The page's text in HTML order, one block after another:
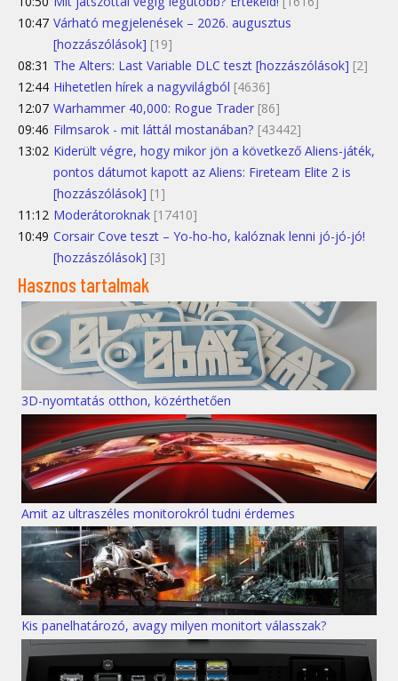
10:47 Várható megjelenések – 2026. augusztus
[hozzászólások] [19]
08:31 The Alters: Last Variable DLC teszt [hozzászólások] [2]
12:44 Hihetetlen hírek a nagyvilágból [4636]
12:07 Warhammer 40,000: Rogue Trader [86]
09:46 Filmsarok - mit láttál mostanában? [43442]
13:02 Kiderült végre, hogy mikor jön a következő Aliens-játék,
pontos dátumot kapott az Aliens: Fireteam Elite 2 is
[hozzászólások] [1]
11:12 Moderátoroknak [17410]
10:49 Corsair Cove teszt – Yo-ho-ho, kalóznak lenni jó-jó-jó!
[hozzászólások] [3]
Hasznos tartalmak
3D-nyomtatás otthon, közérthetően
Amit az ultraszéles monitorokról tudni érdemes
Kis panelhatározó, avagy milyen monitort válasszak?